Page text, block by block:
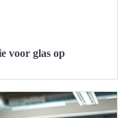
voor glas op